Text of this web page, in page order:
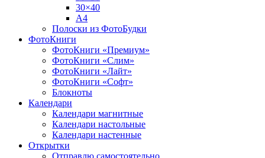
30×40
A4
Полоски из ФотоБудки
ФотоКниги
ФотоКниги «Премиум»
ФотоКниги «Слим»
ФотоКниги «Лайт»
ФотоКниги «Софт»
Блокноты
Календари
Календари магнитные
Календари настольные
Календари настенные
Открытки
Отправлю самостоятельно